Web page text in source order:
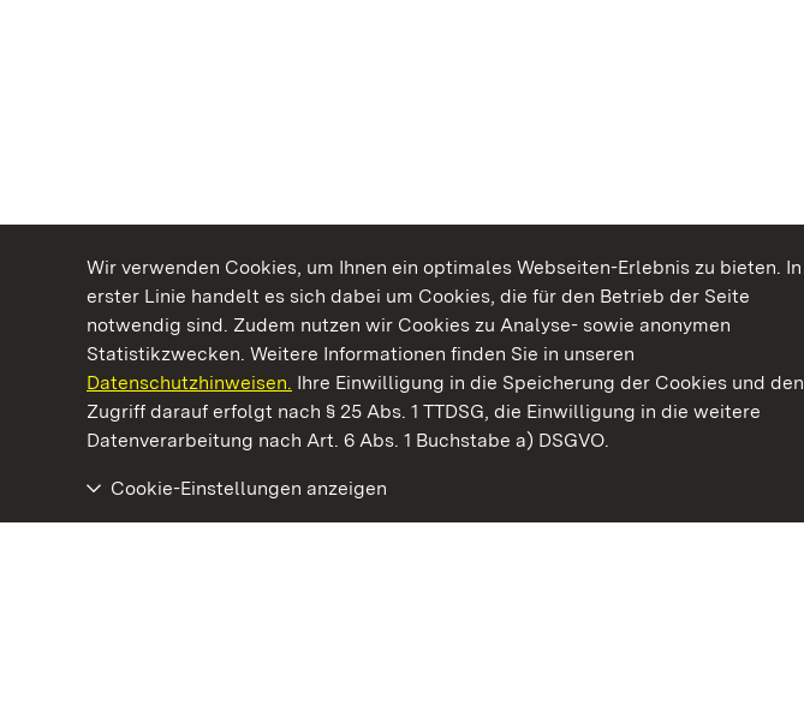
Wir verwenden Cookies, um Ihnen ein optimales Webseiten-Erlebnis zu bieten. In
erster Linie handelt es sich dabei um Cookies, die für den Betrieb der Seite
notwendig sind. Zudem nutzen wir Cookies zu Analyse- sowie anonymen
Statistikzwecken. Weitere Informationen finden Sie in unseren
Datenschutzhinweisen. Ihre Einwilligung in die Speicherung der Cookies und den
Zugriff darauf erfolgt nach § 25 Abs. 1 TTDSG, die Einwilligung in die weitere
Datenverarbeitung nach Art. 6 Abs. 1 Buchstabe a) DSGVO.
Cookie-Einstellungen anzeigen
Kommen. Staunen. Genießen.